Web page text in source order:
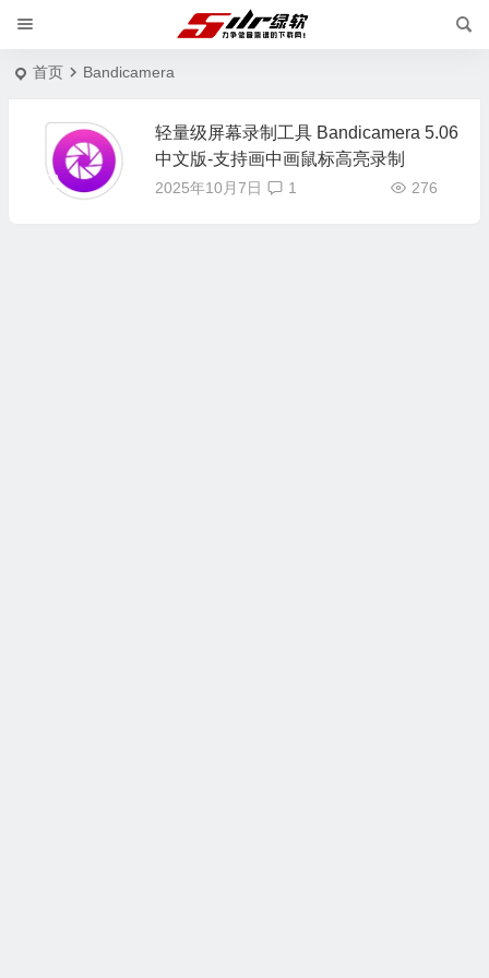
首页 Bandicamera
轻量级屏幕录制工具 Bandicamera 5.06
中文版-支持画中画鼠标高亮录制
2025年10月7日 276
1